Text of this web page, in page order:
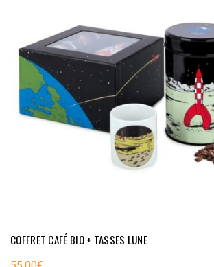
COFFRET CAFÉ BIO + TASSES LUNE